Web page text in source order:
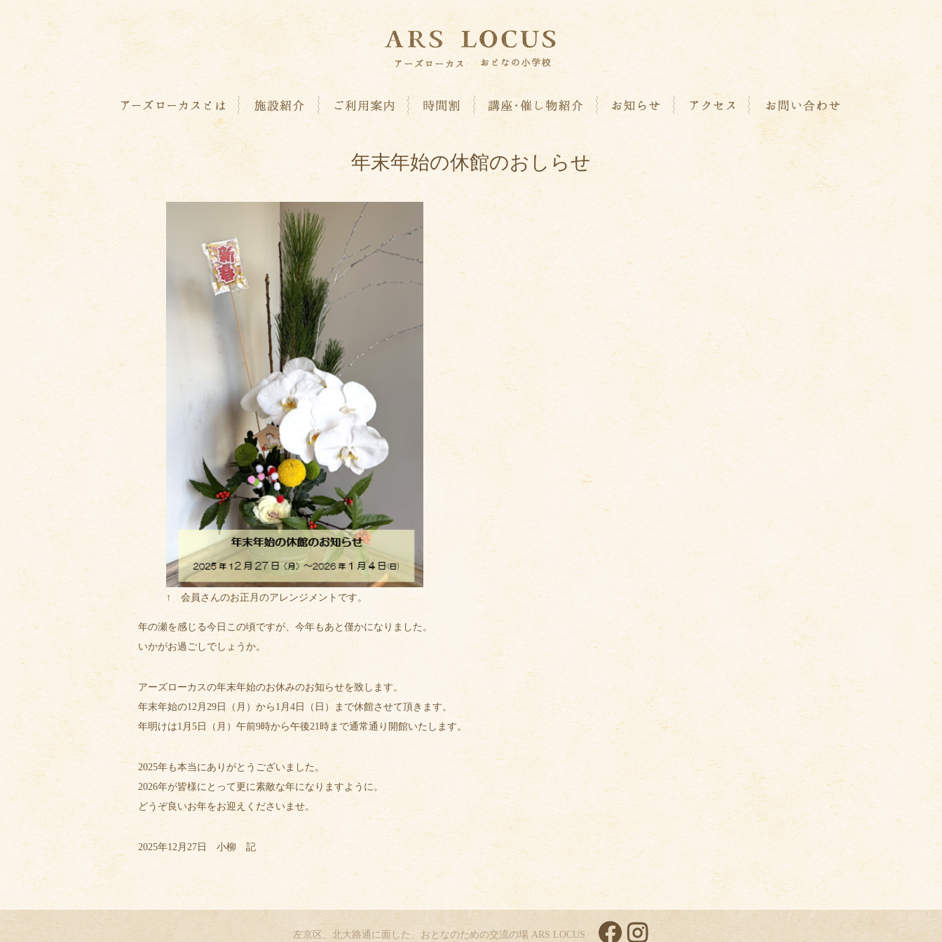
年末年始の休館のおしらせ
↑ 会員さんのお正月のアレンジメントです。
年の瀬を感じる今日この頃ですが、今年もあと僅かになりました。
いかがお過ごしでしょうか。
アーズローカスの年末年始のお休みのお知らせを致します。
年末年始の12月29日（月）から1月4日（日）まで休館させて頂きます。
年明けは1月5日（月）午前9時から午後21時まで通常通り開館いたします。
2025年も本当にありがとうございました。
2026年が皆様にとって更に素敵な年になりますように。
どうぞ良いお年をお迎えくださいませ。
2025年12月27日 小柳 記
左京区、北大路通に面した、 おとなのための交流の場 ARS LOCUS